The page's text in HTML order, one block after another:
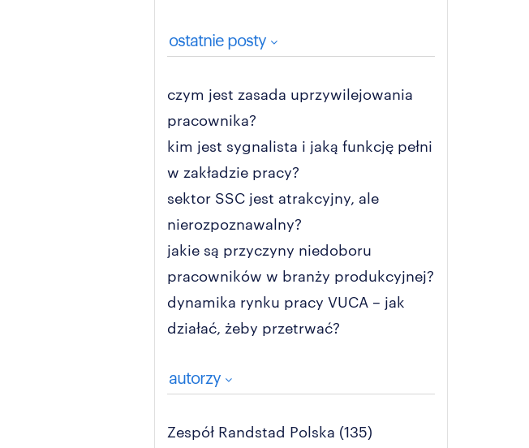
ostatnie posty
czym jest zasada uprzywilejowania
pracownika?
kim jest sygnalista i jaką funkcję pełni
w zakładzie pracy?
sektor SSC jest atrakcyjny, ale
nierozpoznawalny?
jakie są przyczyny niedoboru
pracowników w branży produkcyjnej?
dynamika rynku pracy VUCA – jak
działać, żeby przetrwać?
autorzy
Zespół Randstad Polska (135)